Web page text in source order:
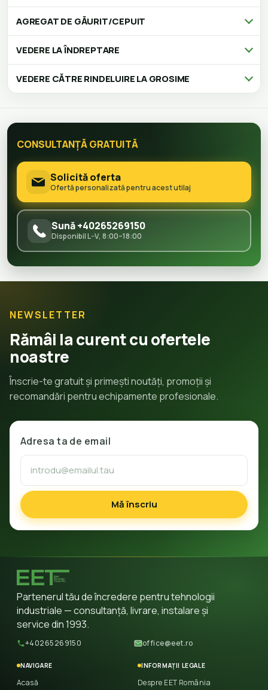
AGREGAT DE GĂURIT/CEPUIT
VEDERE LA ÎNDREPTARE
VEDERE CĂTRE RINDELUIRE LA GROSIME
CONSULTANȚĂ GRATUITĂ
Solicită oferta
Ofertă personalizată pentru acest utilaj
Sună +40265269150
Disponibil L–V, 8:00–18:00
NEWSLETTER
Rămâi la curent cu ofertele
noastre
Înscrie-te gratuit și primești noutăți, promoții și
recomandări pentru echipamente profesionale.
Adresa ta de email
Mă înscriu
Partenerul tău de încredere pentru tehnologii
industriale — consultanță, livrare, instalare și
service din 1993.
+40265269150 office@eet.ro
NAVIGARE
Acasă
INFORMAȚII LEGALE
Despre EET România